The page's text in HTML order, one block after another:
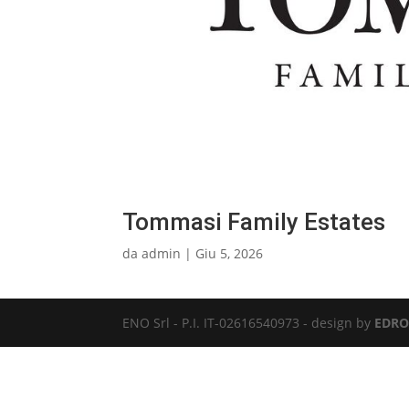
Tommasi Family Estates
daadmin | Giu 5, 2026
ENO Srl - P.I. IT-02616540973 - design by